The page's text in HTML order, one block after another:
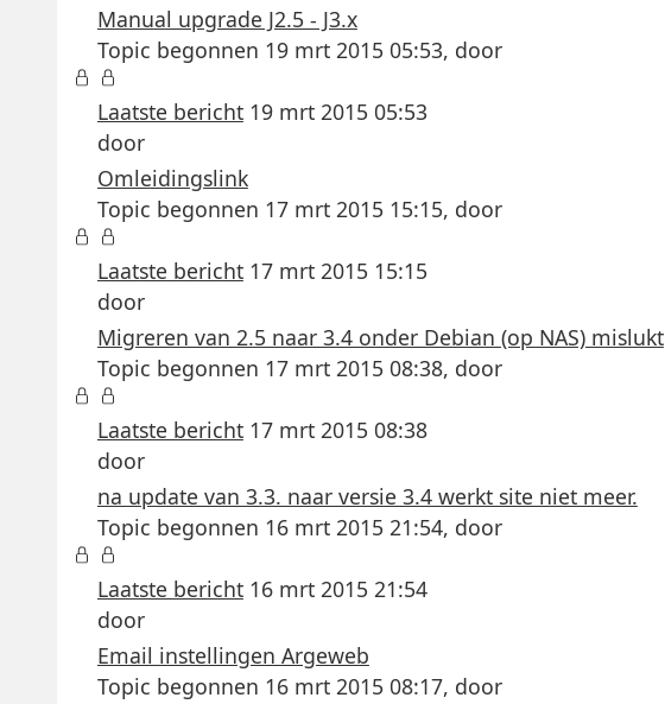
Manual upgrade J2.5 - J3.x
Topic begonnen 19 mrt 2015 05:53, door
Laatste bericht19 mrt 2015 05:53
door
Omleidingslink
Topic begonnen 17 mrt 2015 15:15, door
Laatste bericht17 mrt 2015 15:15
door
Migreren van 2.5 naar 3.4 onder Debian (op NAS) mislukt
Topic begonnen 17 mrt 2015 08:38, door
Laatste bericht17 mrt 2015 08:38
door
na update van 3.3. naar versie 3.4 werkt site niet meer.
Topic begonnen 16 mrt 2015 21:54, door
Laatste bericht16 mrt 2015 21:54
door
Email instellingen Argeweb
Topic begonnen 16 mrt 2015 08:17, door